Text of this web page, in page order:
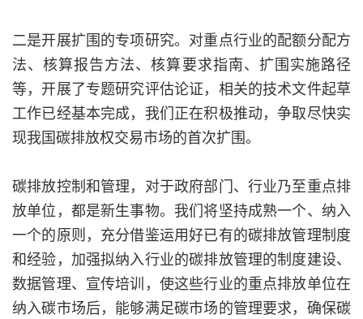
二是开展扩围的专项研究。对重点行业的配额分配方
法、核算报告方法、核算要求指南、扩围实施路径
等，开展了专题研究评估论证，相关的技术文件起草
工作已经基本完成，我们正在积极推动，争取尽快实
现我国碳排放权交易市场的首次扩围。
碳排放控制和管理，对于政府部门、行业乃至重点排
放单位，都是新生事物。我们将坚持成熟一个、纳入
一个的原则，充分借鉴运用好已有的碳排放管理制度
和经验，加强拟纳入行业的碳排放管理的制度建设、
数据管理、宣传培训，使这些行业的重点排放单位在
纳入碳市场后，能够满足碳市场的管理要求，确保碳